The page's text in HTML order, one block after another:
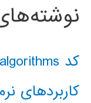
کد classical AI search algorithms
کاربردهای